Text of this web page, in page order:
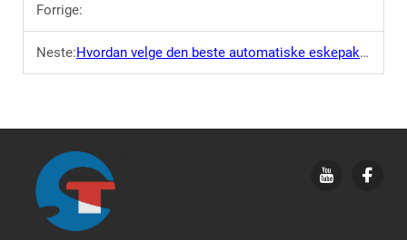
Forrige:
Neste:Hvordan velge den beste automatiske eskepakkeren?